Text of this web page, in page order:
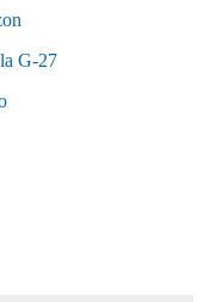
G-27